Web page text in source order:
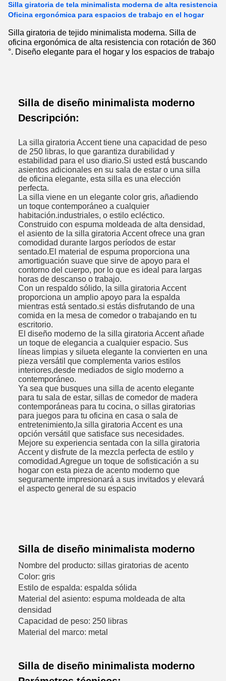
Silla giratoria de tela minimalista moderna de alta resistencia
Oficina ergonómica para espacios de trabajo en el hogar
Silla giratoria de tejido minimalista moderna. Silla de
oficina ergonómica de alta resistencia con rotación de 360
°. Diseño elegante para el hogar y los espacios de trabajo
Silla de diseño minimalista moderno
Descripción:
La silla giratoria Accent tiene una capacidad de peso
de 250 libras, lo que garantiza durabilidad y
estabilidad para el uso diario.Si usted está buscando
asientos adicionales en su sala de estar o una silla
de oficina elegante, esta silla es una elección
perfecta.
La silla viene en un elegante color gris, añadiendo
un toque contemporáneo a cualquier
habitación.industriales, o estilo ecléctico.
Construido con espuma moldeada de alta densidad,
el asiento de la silla giratoria Accent ofrece una gran
comodidad durante largos períodos de estar
sentado.El material de espuma proporciona una
amortiguación suave que sirve de apoyo para el
contorno del cuerpo, por lo que es ideal para largas
horas de descanso o trabajo.
Con un respaldo sólido, la silla giratoria Accent
proporciona un amplio apoyo para la espalda
mientras está sentado.si estás disfrutando de una
comida en la mesa de comedor o trabajando en tu
escritorio.
El diseño moderno de la silla giratoria Accent añade
un toque de elegancia a cualquier espacio. Sus
líneas limpias y silueta elegante la convierten en una
pieza versátil que complementa varios estilos
interiores,desde mediados de siglo moderno a
contemporáneo.
Ya sea que busques una silla de acento elegante
para tu sala de estar, sillas de comedor de madera
contemporáneas para tu cocina, o sillas giratorias
para juegos para tu oficina en casa o sala de
entretenimiento,la silla giratoria Accent es una
opción versátil que satisface sus necesidades.
Mejore su experiencia sentada con la silla giratoria
Accent y disfrute de la mezcla perfecta de estilo y
comodidad.Agregue un toque de sofisticación a su
hogar con esta pieza de acento moderno que
seguramente impresionará a sus invitados y elevará
el aspecto general de su espacio
Silla de diseño minimalista moderno
Nombre del producto: sillas giratorias de acento
Color: gris
Estilo de espalda: espalda sólida
Material del asiento: espuma moldeada de alta
densidad
Capacidad de peso: 250 libras
Material del marco: metal
Silla de diseño minimalista moderno